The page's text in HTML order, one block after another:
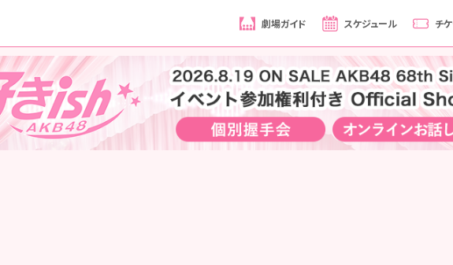
劇場ガイド スケジュール チ